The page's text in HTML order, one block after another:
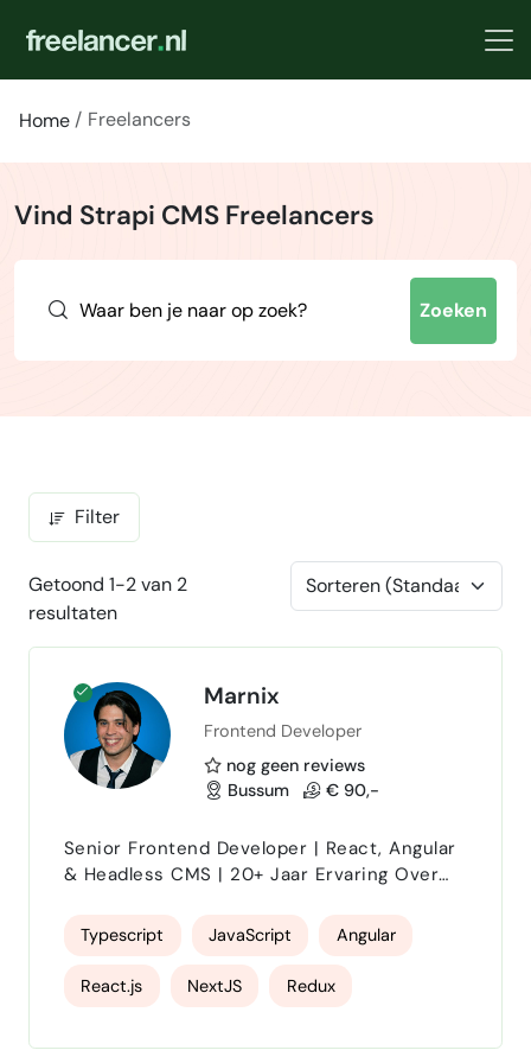
Home Freelancers
Vind Strapi CMS Freelancers
Zoeken
Filter
Getoond 1-2 van 2
resultaten
Marnix
Frontend Developer
nog geen reviews
Bussum
€ 90,-
Senior Frontend Developer | React, Angular
& Headless CMS | 20+ Jaar Ervaring Over
een gedreven Senior Frontend Developer
met meer dan 20 jaar praktijkervaring.
Vanuit mijn eigen onderneming ontwerp en
bouw ik robuuste, schaalbare en
developers zich puur focussen op code, ligt
Typescript JavaScript Angular
React.js NextJS Redux